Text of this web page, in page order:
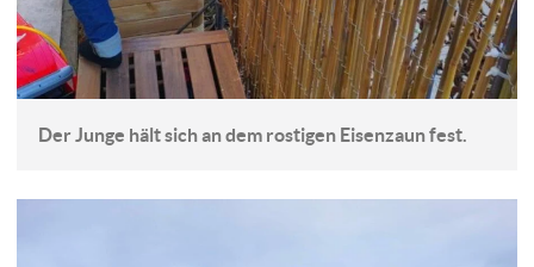
Der Junge hält sich an dem rostigen Eisenzaun fest.